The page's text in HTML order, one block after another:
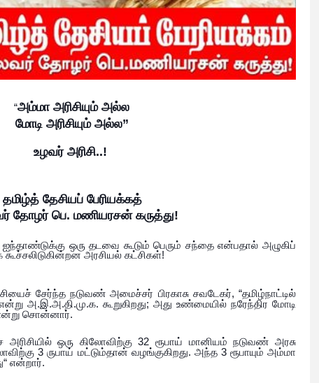
“அம்மா அரிசியும் அல்ல
மோடி அரிசியும் அல்ல”
உழவர் அரிசி..!
தமிழ்த் தேசியப் பேரியக்கத்
தோழர் பெ. மணியரசன் கருத்து!
ஐந்தாண்டுக்கு ஒரு தடவை கூடும் பெரும் சந்தை என்பதால் அழுகிப்
கூச்சலிடுகின்றன அரசியல் கட்சிகள்!
சேர்ந்த நடுவண் அமைச்சர் பிரகாசு சவடேகர், “தமிழ்நாட்டில்
அ.இ.அ.தி.மு.க. கூறுகிறது; அது உண்மையில் நரேந்திர மோடி
சொன்னார்.
அரிசியில் ஒரு கிலோவிற்கு32ரூபாய் மானியம் நடுவண் அரசு
3ருபாய் மட்டும்தான் வழங்குகிறது. அந்த3 ரூபாயும் அம்மா
“ என்றார்.